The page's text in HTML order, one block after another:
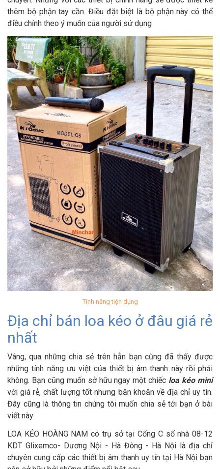
thêm bộ phận tay cần. Điều đặt biệt là bộ phận này có thể
điều chỉnh theo ý muốn của người sử dụng
Tính năng tiện dụng
Địa chỉ bán loa kéo ở đâu giá rẻ
nhất
Vâng, qua những chia sẻ trên hẳn bạn cũng đã thấy được
những tính năng ưu việt của thiết bị âm thanh này rồi phải
không. Bạn cũng muốn sở hữu ngay một chiếc loa kéo mini
với giá rẻ, chất lượng tốt nhưng băn khoăn về địa chỉ uy tín.
Đây cũng là thông tin chúng tôi muốn chia sẻ tới bạn ở bài
viết này
LOA KÉO HOÀNG NAM có trụ sở tại Cổng C số nhà 08-12
KDT Glixemco- Dương Nội - Hà Đông - Hà Nội là địa chỉ
chuyên cung cấp các thiết bị âm thanh uy tín tại Hà Nội bạn